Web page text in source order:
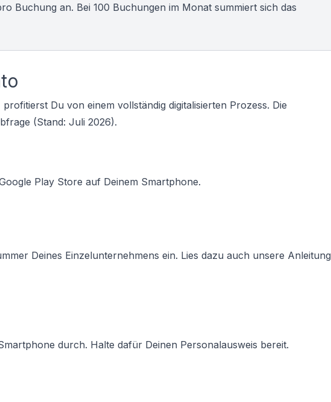
Buchung an. Bei 100 Buchungen im Monat summiert sich das
Du von einem vollständig digitalisierten Prozess. Die
(Stand: Juli 2026).
Play Store auf Deinem Smartphone.
Deines Einzelunternehmens ein. Lies dazu auch unsere Anleitung
durch. Halte dafür Deinen Personalausweis bereit.